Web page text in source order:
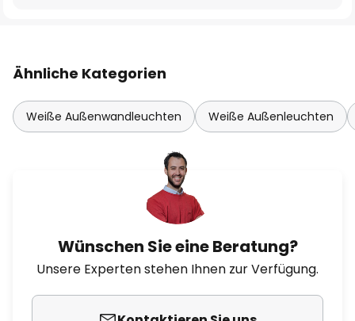
Ähnliche Kategorien
Weiße Außenwandleuchten Weiße Außenleuchten
Wünschen Sie eine Beratung?
Unsere Experten stehen Ihnen zur Verfügung.